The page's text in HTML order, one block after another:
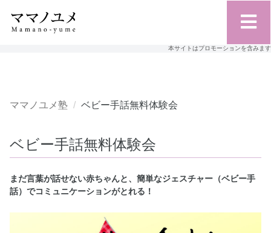
本サイトはプロモーションを含みます
ママノユメ塾 ベビー手話無料体験会
ベビー手話無料体験会
まだ言葉が話せない赤ちゃんと、簡単なジェスチャー（ベビー手
話）でコミュニケーションがとれる！